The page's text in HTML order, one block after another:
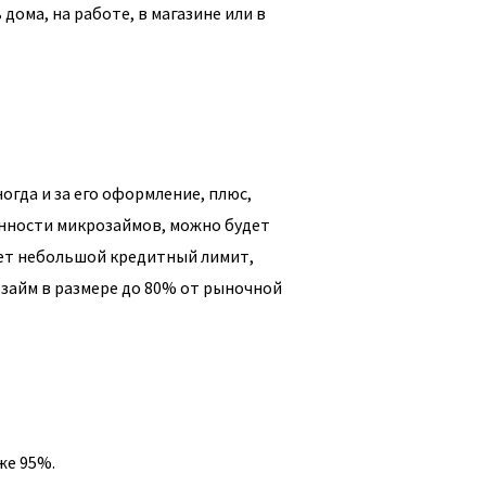
на работе, в магазине или в
и за его оформление, плюс,
микрозаймов, можно будет
небольшой кредитный лимит,
в размере до 80% от рыночной
95%.